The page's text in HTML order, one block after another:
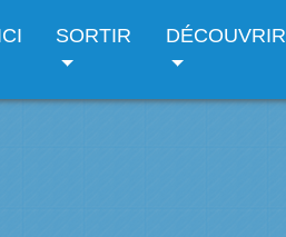
SORTIR DÉCOUVRIR